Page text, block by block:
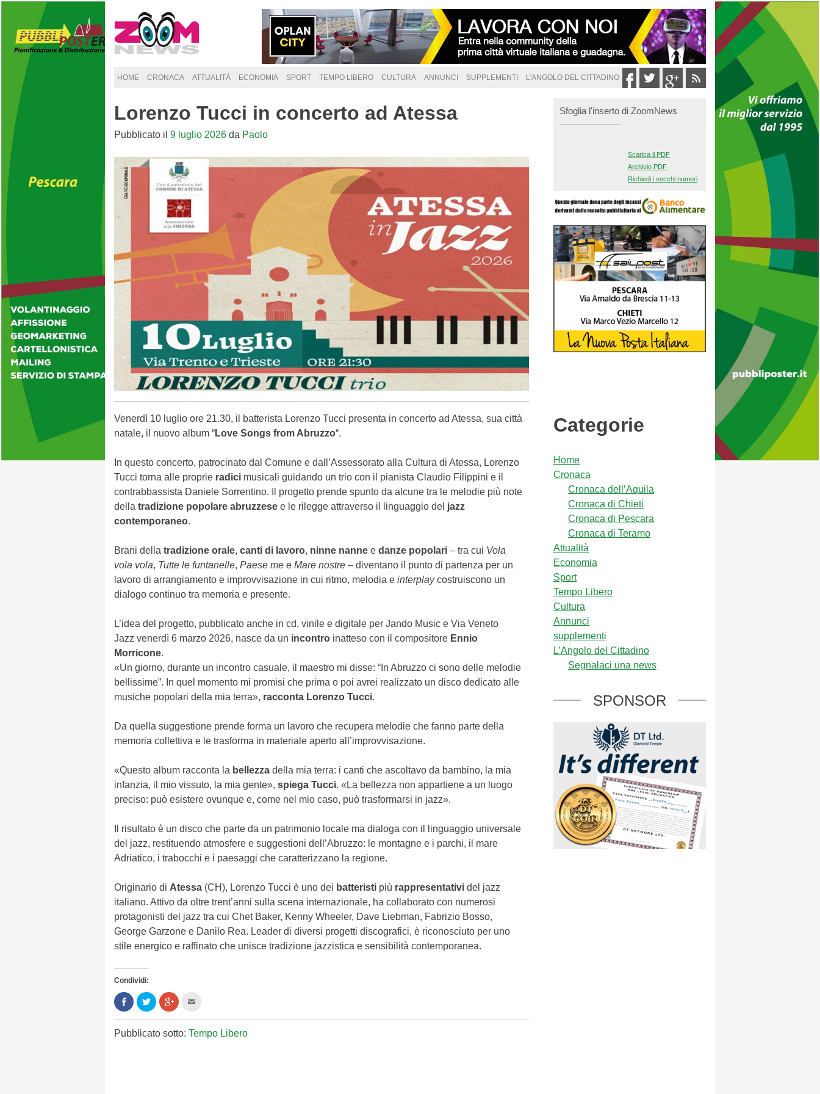
to
content
HOME CRONACA ATTUALITÀ ECONOMIA SPORT TEMPO LIBERO CULTURA ANNUNCI SUPPLEMENTI L’ANGOLO DEL CITTADINO
Lorenzo Tucci in concerto ad Atessa
Pubblicato il 9 luglio 2026 da Paolo
Venerdì 10 luglio ore 21.30, il batterista Lorenzo Tucci presenta in concerto ad Atessa, sua città
natale, il nuovo album “Love Songs from Abruzzo“.
In questo concerto, patrocinato dal Comune e dall’Assessorato alla Cultura di Atessa, Lorenzo
Tucci torna alle proprie radici musicali guidando un trio con il pianista Claudio Filippini e il
contrabbassista Daniele Sorrentino. Il progetto prende spunto da alcune tra le melodie più note
della tradizione popolare abruzzese e le rilegge attraverso il linguaggio del jazz
contemporaneo.
Brani della tradizione orale, canti di lavoro, ninne nanne e danze popolari – tra cui Vola
vola vola, Tutte le funtanelle, Paese me e Mare nostre – diventano il punto di partenza per un
lavoro di arrangiamento e improvvisazione in cui ritmo, melodia e interplaycostruiscono un
dialogo continuo tra memoria e presente.
L’idea del progetto, pubblicato anche in cd, vinile e digitale per Jando Music e Via Veneto
Jazz venerdì 6 marzo 2026, nasce da un incontro inatteso con il compositore Ennio
Morricone.
«Un giorno, durante un incontro casuale, il maestro mi disse: “In Abruzzo ci sono delle melodie
bellissime”. In quel momento mi promisi che prima o poi avrei realizzato un disco dedicato alle
musiche popolari della mia terra», racconta Lorenzo Tucci.
Da quella suggestione prende forma un lavoro che recupera melodie che fanno parte della
memoria collettiva e le trasforma in materiale aperto all’improvvisazione.
«Questo album racconta la bellezza della mia terra: i canti che ascoltavo da bambino, la mia
infanzia, il mio vissuto, la mia gente», spiega Tucci. «La bellezza non appartiene a un luogo
preciso: può esistere ovunque e, come nel mio caso, può trasformarsi in jazz».
Il risultato è un disco che parte da un patrimonio locale ma dialoga con il linguaggio universale
del jazz, restituendo atmosfere e suggestioni dell’Abruzzo: le montagne e i parchi, il mare
Adriatico, i trabocchi e i paesaggi che caratterizzano la regione.
Originario di Atessa (CH), Lorenzo Tucci è uno dei batteristi più rappresentativi del jazz
italiano. Attivo da oltre trent’anni sulla scena internazionale, ha collaborato con numerosi
protagonisti del jazz tra cui Chet Baker, Kenny Wheeler, Dave Liebman, Fabrizio Bosso,
George Garzone e Danilo Rea. Leader di diversi progetti discografici, è riconosciuto per uno
stile energico e raffinato che unisce tradizione jazzistica e sensibilità contemporanea.
Condividi:
Condividi
su
Facebook
(Si
apre
in
Clicca
per
condividere
su
Twitter
(Si
Clicca
per
su
Google+
(Si
l'articolo
via
mail
Pubblicato sotto: Tempo Libero
Sfoglia l'inserto di ZoomNews
Scarica il PDF
Archivio PDF
Richiedi i vecchi numeri
Categorie
Home
Cronaca
Cronaca dell’Aquila
Cronaca di Chieti
Cronaca di Pescara
Cronaca di Teramo
Attualità
Economia
Sport
Tempo Libero
Cultura
Annunci
supplementi
L’Angolo del Cittadino
Segnalaci una news
SPONSOR